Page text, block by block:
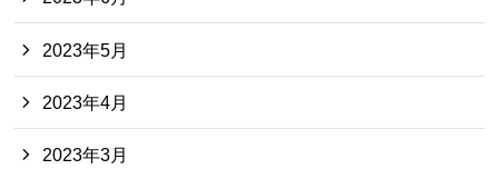
2023年5月
2023年4月
2023年3月